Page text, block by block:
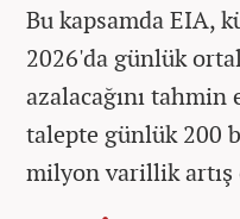
Bu kapsamda EIA,
2026'da günlük
azalacağını
talepte günlük 200
milyon varillik